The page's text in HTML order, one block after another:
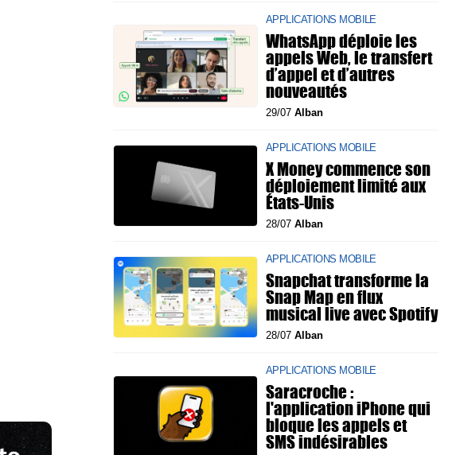
APPLICATIONS MOBILE
WhatsApp déploie les
appels Web, le transfert
d’appel et d’autres
nouveautés
29/07 Alban
APPLICATIONS MOBILE
X Money commence son
déploiement limité aux
États-Unis
28/07 Alban
APPLICATIONS MOBILE
Snapchat transforme la
Snap Map en flux
musical live avec Spotify
28/07 Alban
APPLICATIONS MOBILE
Saracroche :
l'application iPhone qui
bloque les appels et
SMS indésirables